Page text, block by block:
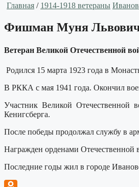
Главная / 1914-1918 ветераны
Фишман Муня
Ветеран Великой Отечественной
Родился 15 марта 1923 года в
В РККА с мая 1941 года. Окончил
Участник Великой Отечественной
Кенигсберга.
После победы продолжал службу в
Награжден орденами Отечественной
Последние годы жил в городе